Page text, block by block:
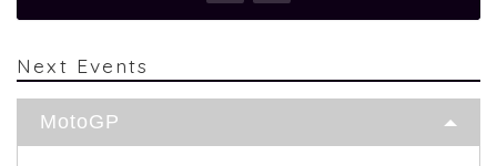
Next Events
MotoGP